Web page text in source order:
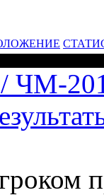
ЧМ-